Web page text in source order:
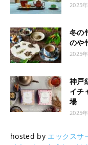
2025
冬の
のや
2025
神戸
イチ
場
2025
hosted by エックスサ